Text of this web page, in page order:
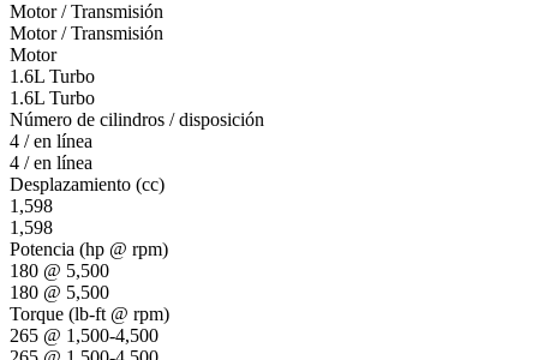
Motor / Transmisión
Motor / Transmisión
Motor
1.6L Turbo
1.6L Turbo
Número de cilindros / disposición
4 / en línea
4 / en línea
Desplazamiento (cc)
1,598
1,598
Potencia (hp @ rpm)
180 @ 5,500
180 @ 5,500
Torque (lb-ft @ rpm)
265 @ 1,500-4,500